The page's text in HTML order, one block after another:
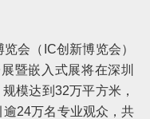
会（IC创新博览会）
暨嵌入式展将在深圳
模达到32万平方米，
24万名专业观众，共